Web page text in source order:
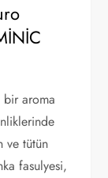
bir aroma
ve tütün
fasulyesi,